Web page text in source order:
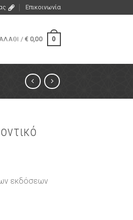
Επικοινωνία
/€ 0,00 0
εκδόσεων